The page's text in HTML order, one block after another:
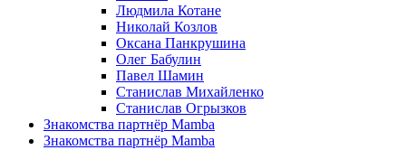
Людмила Котане
Николай Козлов
Оксана Панкрушина
Олег Бабулин
Павел Шамин
Станислав Михайленко
Станислав Огрызков
Знакомства партнёр Mamba
Знакомства партнёр Mamba